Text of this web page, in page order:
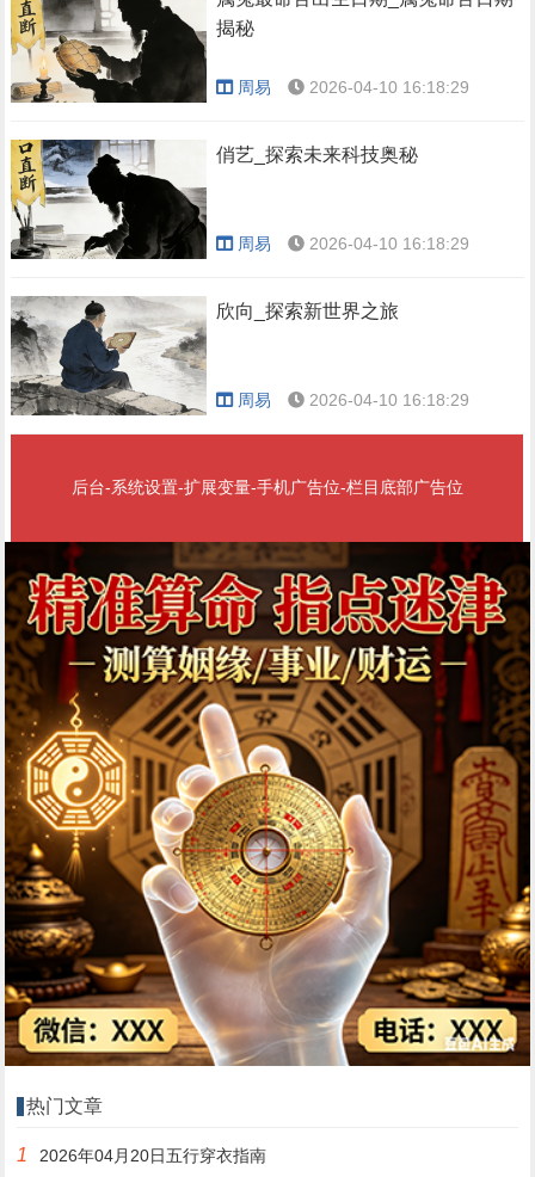
揭秘
周易 2026-04-10 16:18:29
俏艺_探索未来科技奥秘
周易 2026-04-10 16:18:29
欣向_探索新世界之旅
周易 2026-04-10 16:18:29
后台-系统设置-扩展变量-手机广告位-栏目底部广告位
热门文章
1 2026年04月20日五行穿衣指南